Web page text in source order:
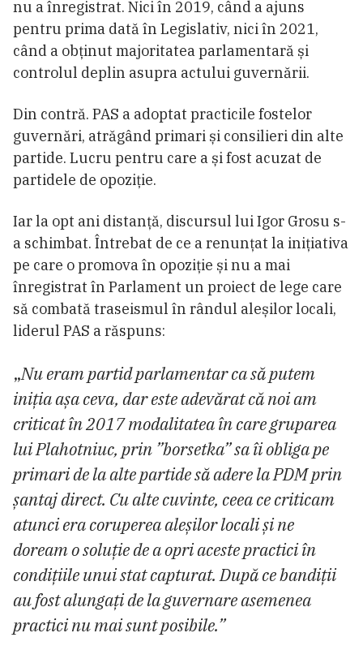
nu a înregistrat. Nici în 2019, când a ajuns
pentru prima dată în Legislativ, nici în 2021,
când a obținut majoritatea parlamentară și
controlul deplin asupra actului guvernării.
Din contră. PAS a adoptat practicile fostelor
guvernări, atrăgând primari și consilieri din alte
partide. Lucru pentru care a și fost acuzat de
partidele de opoziție.
Iar la opt ani distanță, discursul lui Igor Grosu s-
a schimbat. Întrebat de ce a renunțat la inițiativa
pe care o promova în opoziție și nu a mai
înregistrat în Parlament un proiect de lege care
să combată traseismul în rândul aleșilor locali,
liderul PAS a răspuns:
„Nu eram partid parlamentar ca să putem
iniția așa ceva, dar este adevărat că noi am
criticat în 2017 modalitatea în care gruparea
lui Plahotniuc, prin ”borsetka” sa îi obliga pe
primari de la alte partide să adere la PDM prin
șantaj direct. Cu alte cuvinte, ceea ce criticam
atunci era coruperea aleșilor locali și ne
doream o soluție de a opri aceste practici în
condițiile unui stat capturat. După ce bandiții
au fost alungați de la guvernare asemenea
practici nu mai sunt posibile.”